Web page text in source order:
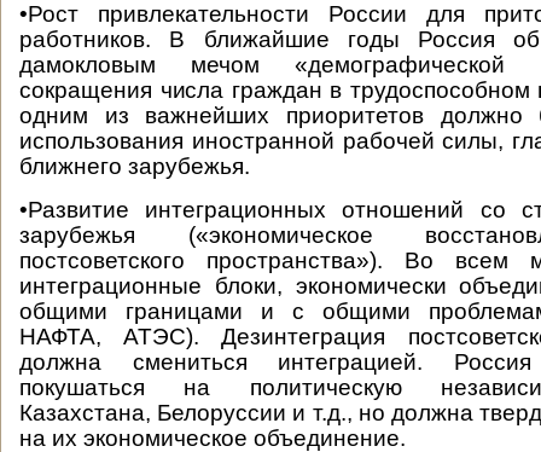
•Рост привлекательности России для
работников. В ближайшие годы Россия
дамокловым мечом
сокращения числа граждан в трудоспособном
одним из важнейших приоритетов должно
использования иностранной рабочей силы,
ближнего зарубежья.
•Развитие интеграционных отношений со
зарубежья («экономическое
постсоветского пространства»). Во всем
интеграционные блоки, экономически
общими границами и с общими
НАФТА, АТЭС). Дезинтеграция
должна смениться интеграцией.
покушаться на политическую
Казахстана, Белоруссии и т.д., но должна
на их экономическое объединение.